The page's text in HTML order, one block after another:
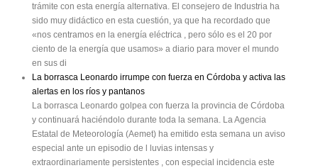
trámite con esta energía alternativa. El consejero de Industria ha
sido muy didáctico en esta cuestión, ya que ha recordado que
«nos centramos en la energía eléctrica , pero sólo es el 20 por
ciento de la energía que usamos» a diario para mover el mundo
en sus di
La borrasca Leonardo irrumpe con fuerza en Córdoba y activa las
alertas en los ríos y pantanos
La borrasca Leonardo golpea con fuerza la provincia de Córdoba
y continuará haciéndolo durante toda la semana. La Agencia
Estatal de Meteorología (Aemet) ha emitido esta semana un aviso
especial ante un episodio de l luvias intensas y
extraordinariamente persistentes , con especial incidencia este